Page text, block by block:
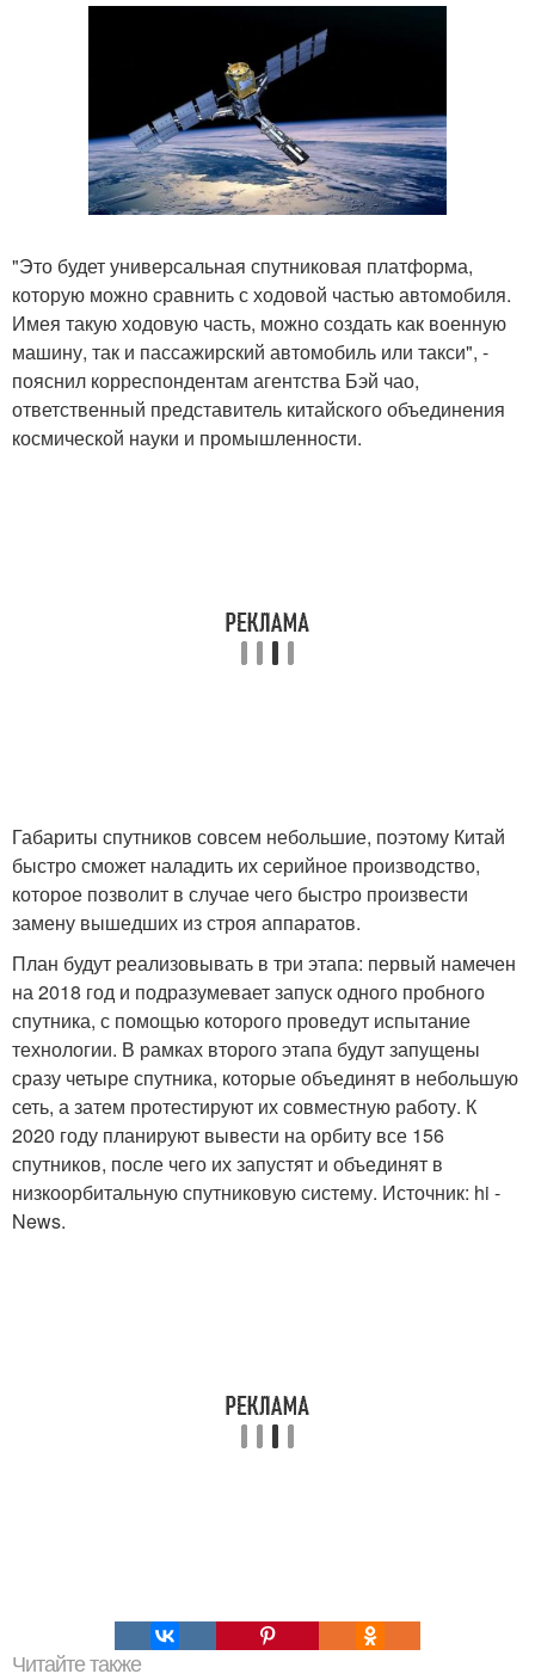
"Это будет универсальная спутниковая платформа,
которую можно сравнить с ходовой частью автомобиля.
Имея такую ходовую часть, можно создать как военную
машину, так и пассажирский автомобиль или такси", -
пояснил корреспондентам агентства Бэй чао,
ответственный представитель китайского объединения
космической науки и промышленности.
Габариты спутников совсем небольшие, поэтому Китай
быстро сможет наладить их серийное производство,
которое позволит в случае чего быстро произвести
замену вышедших из строя аппаратов.
План будут реализовывать в три этапа: первый намечен
на 2018 год и подразумевает запуск одного пробного
спутника, с помощью которого проведут испытание
технологии. В рамках второго этапа будут запущены
сразу четыре спутника, которые объединят в небольшую
сеть, а затем протестируют их совместную работу. К
2020 году планируют вывести на орбиту все 156
спутников, после чего их запустят и объединят в
низкоорбитальную спутниковую систему. Источник: hi -
News.
Читайте также